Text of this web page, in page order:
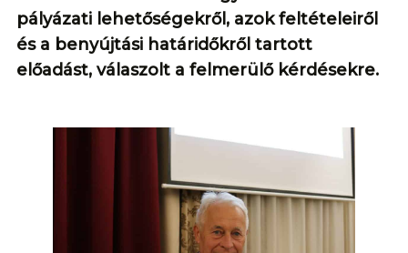
pályázati lehetőségekről, azok feltételeiről
és a benyújtási határidőkről tartott
előadást, válaszolt a felmerülő kérdésekre.